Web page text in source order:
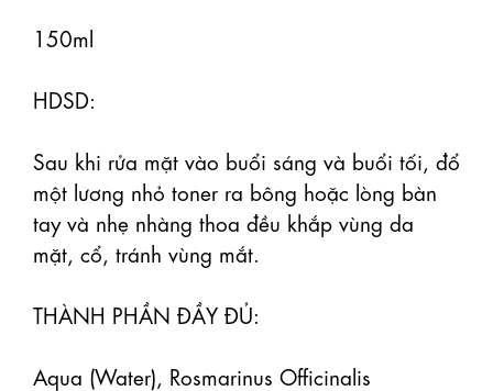
150ml
HDSD:
Sau khi rửa mặt vào buổi sáng và buổi tối, đổ
một lương nhỏ toner ra bông hoặc lòng bàn
tay và nhẹ nhàng thoa đều khắp vùng da
mặt, cổ, tránh vùng mắt.
THÀNH PHẦN ĐẦY ĐỦ:
Aqua (Water), Rosmarinus Officinalis